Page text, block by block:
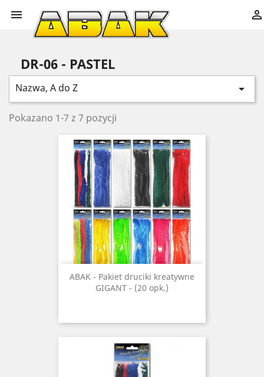
 
DR-06 - PASTEL
Nazwa, A do Z 
Pokazano 1-7 z 7 pozycji
ABAK - Pakiet druciki kreatywne
GIGANT - (20 opk.)